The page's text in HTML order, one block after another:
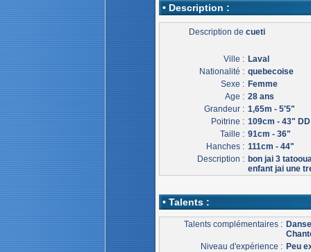
• Description :
Description decueti
Ville : Laval
Nationalité : quebecoise
Sexe : Femme
Age : 28 ans
Grandeur : 1,65m - 5'5"
Poitrine : 109cm - 43" DD
Taille : 91cm - 36"
Hanches : 111cm - 44"
Description : bon jai 3
enfant jai une
• Talents :
Talents complémentaires :
Niveau d'expérience : Peu